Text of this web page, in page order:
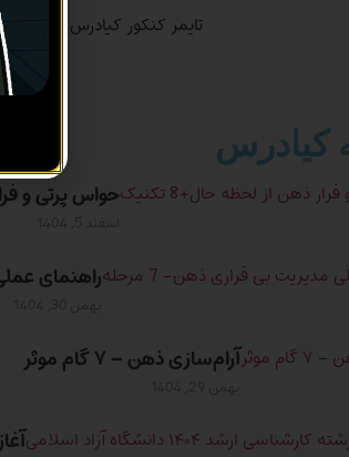
کیادرس
حواس پرتی و
راهنمای عملی
آرام‌سازی ذهن – ۷ گام موثر